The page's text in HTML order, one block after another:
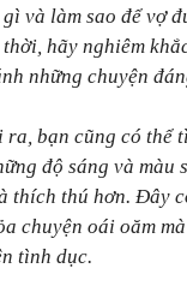
gì và làm sao để vợ
hãy nghiêm
những chuyện
ra, bạn cũng có thể
độ sáng và màu
thích thú hơn. Đây
chuyện oái oăm
tình dục.